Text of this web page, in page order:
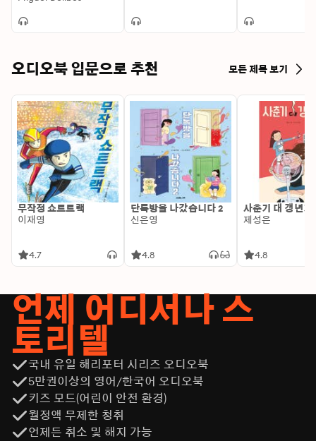
오디오북 입문으로 추천 모든 제목 보기
무작정 쇼트트랙
이재영
4.7
단톡방을 나갔습니다 2
신은영
4.8
사춘기 대 갱년기
제성은
4.8
언제 어디서나 스
토리텔
국내 유일 해리포터 시리즈 오디오북
5만권이상의 영어/한국어 오디오북
키즈 모드(어린이 안전 환경)
월정액 무제한 청취
언제든 취소 및 해지 가능